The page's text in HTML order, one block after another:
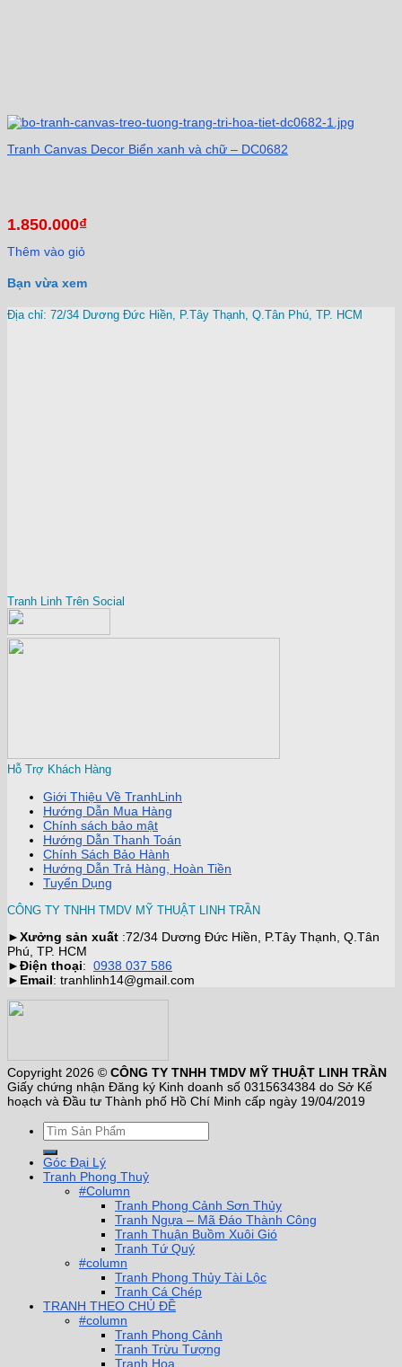
Tranh Canvas Decor Biển xanh và chữ – DC0682
1.850.000₫
Thêm vào giỏ
Bạn vừa xem
Địa chỉ: 72/34 Dương Đức Hiền, P.Tây Thạnh, Q.Tân Phú, TP. HCM
Tranh Linh Trên Social
Hỗ Trợ Khách Hàng
Giới Thiệu Về TranhLinh
Hướng Dẫn Mua Hàng
Chính sách bảo mật
Hướng Dẫn Thanh Toán
Chính Sách Bảo Hành
Hướng Dẫn Trả Hàng, Hoàn Tiền
Tuyển Dụng
CÔNG TY TNHH TMDV MỸ THUẬT LINH TRẦN
►Xưởng sản xuất :72/34 Dương Đức Hiền, P.Tây Thạnh, Q.Tân
Phú, TP. HCM
►Điện thoại: 0938 037 586
► Email: tranhlinh14@gmail.com
Copyright 2026 © CÔNG TY TNHH TMDV MỸ THUẬT LINH TRẦN
Giấy chứng nhận Đăng ký Kinh doanh số 0315634384 do Sở Kế
hoạch và Đầu tư Thành phố Hồ Chí Minh cấp ngày 19/04/2019
Góc Đại Lý
Tranh Phong Thuỷ
#Column
Tranh Phong Cảnh Sơn Thủy
Tranh Ngựa – Mã Đáo Thành Công
Tranh Thuận Buồm Xuôi Gió
Tranh Tứ Quý
#column
Tranh Phong Thủy Tài Lộc
Tranh Cá Chép
TRANH THEO CHỦ ĐỀ
#column
Tranh Phong Cảnh
Tranh Trừu Tượng
Tranh Hoa